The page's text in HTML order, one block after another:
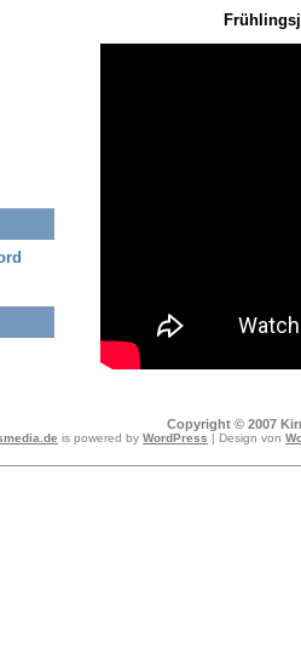
Copyright © 2007
is powered by WordPress | Design von